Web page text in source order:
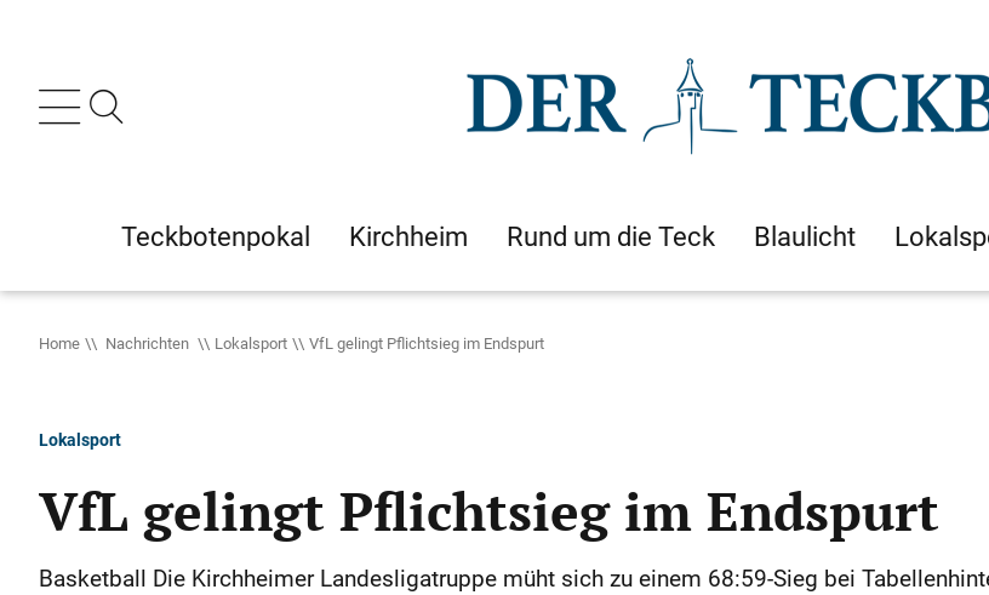
Teckbotenpokal Kirchheim Rund um die Teck Blaulicht
Home Nachrichten Lokalsport VfL gelingt Pflichtsieg im Endspurt
Lokalsport
VfL gelingt Pflichtsieg im Endspurt
Basketball Die Kirchheimer Landesligatruppe müht sich zu einem 68:59-Sieg bei